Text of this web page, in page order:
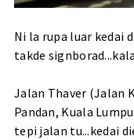
Ni la rupa luar kedai
takde
Jalan Thaver (Jalan
Pandan, Kuala
tepi jalan tu...kedai